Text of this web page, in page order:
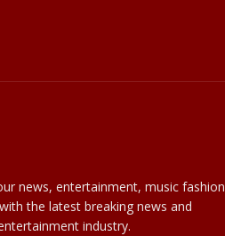
news, entertainment, music fashion
the latest breaking news and
industry.